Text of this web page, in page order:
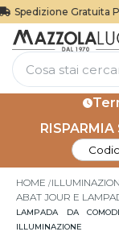
Spedizione Gratuita Per
HOME
ABAT JOUR E
LAMPADA DA
ILLUMINAZIONE